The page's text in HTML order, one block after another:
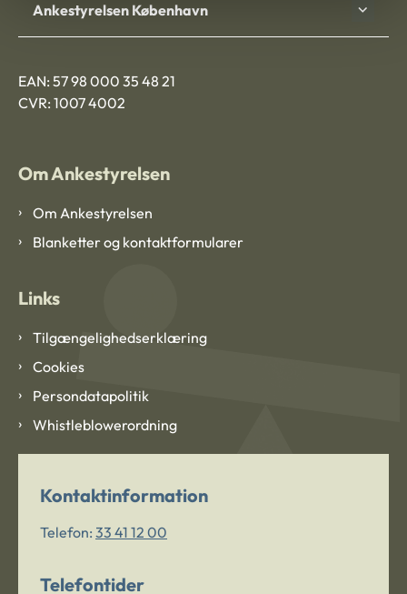
Ankestyrelsen København
EAN: 57 98 000 35 48 21
CVR: 1007 4002
Om Ankestyrelsen
Om Ankestyrelsen
Blanketter og kontaktformularer
Links
Tilgængelighedserklæring
Cookies
Persondatapolitik
Whistleblowerordning
Kontaktinformation
Telefon: 33 41 12 00
Telefontider